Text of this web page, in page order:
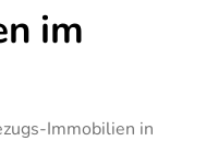
im
Immobilien in